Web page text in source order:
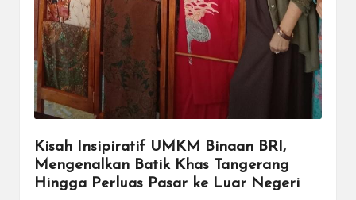
Kisah Insipiratif UMKM Binaan BRI,
Mengenalkan Batik Khas Tangerang
Hingga Perluas Pasar ke Luar Negeri